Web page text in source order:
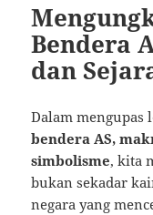
Bendera
dan
Dalam
bendera AS,
simbolisme, kita
bukan sekadar
negara yang